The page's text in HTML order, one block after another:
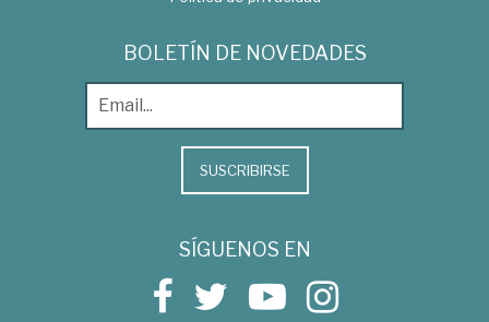
BOLETÍN DE NOVEDADES
SUSCRIBIRSE
SÍGUENOS EN